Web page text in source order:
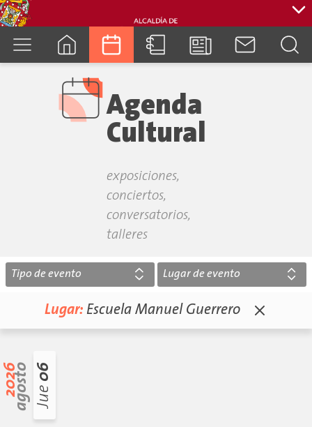
Agenda
Cultural
exposiciones,
conciertos,
conversatorios,
talleres
Lugar: Escuela Manuel Guerrero
2026agosto Jue
06
Tipo de evento Lugar de evento